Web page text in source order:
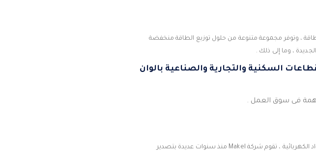
، وتوفر مجموعة متنوعة من حلول توزيع الطاقة منخفضة
، وما إلى ذلك .
السكنية والتجارية والصناعية بالوان
فى سوق العمل .
مجموعة شركات MELEC هي مجموعة من الشركات الرائدة في سوق قطاع المواد الكهربائية ، تقوم شركة Makel منذ سنوات عديدة بتصدير